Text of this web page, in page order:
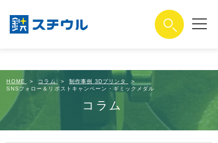
toggle
HOME コラム 制作事例 3Dプリンタ
SNSフォロー＆リポストキャンペーン・ギミックメダル
コラム